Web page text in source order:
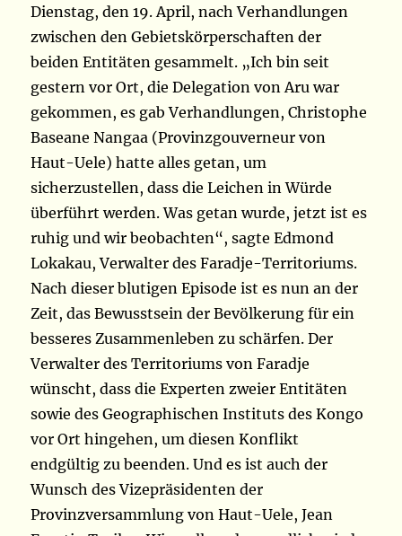
Dienstag, den 19. April, nach Verhandlungen
zwischen den Gebietskörperschaften der
beiden Entitäten gesammelt. „Ich bin seit
gestern vor Ort, die Delegation von Aru war
gekommen, es gab Verhandlungen, Christophe
Baseane Nangaa (Provinzgouverneur von
Haut-Uele) hatte alles getan, um
sicherzustellen, dass die Leichen in Würde
überführt werden. Was getan wurde, jetzt ist es
ruhig und wir beobachten“, sagte Edmond
Lokakau, Verwalter des Faradje-Territoriums.
Nach dieser blutigen Episode ist es nun an der
Zeit, das Bewusstsein der Bevölkerung für ein
besseres Zusammenleben zu schärfen. Der
Verwalter des Territoriums von Faradje
wünscht, dass die Experten zweier Entitäten
sowie des Geographischen Instituts des Kongo
vor Ort hingehen, um diesen Konflikt
endgültig zu beenden. Und es ist auch der
Wunsch des Vizepräsidenten der
Provinzversammlung von Haut-Uele, Jean